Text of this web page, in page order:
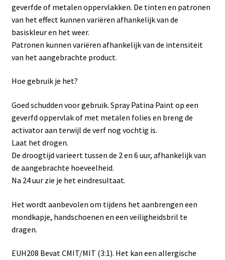
geverfde of metalen oppervlakken. De tinten en patronen
van het effect kunnen variëren afhankelijk van de
basiskleur en het weer.
Patronen kunnen variëren afhankelijk van de intensiteit
van het aangebrachte product.
Hoe gebruik je het?
Goed schudden voor gebruik. Spray Patina Paint op een
geverfd oppervlak of met metalen folies en breng de
activator aan terwijl de verf nog vochtig is.
Laat het drogen.
De droogtijd varieert tussen de 2 en 6 uur, afhankelijk van
de aangebrachte hoeveelheid.
Na 24 uur zie je het eindresultaat.
Het wordt aanbevolen om tijdens het aanbrengen een
mondkapje, handschoenen en een veiligheidsbril te
dragen.
EUH208 Bevat CMIT/MIT (3:1). Het kan een allergische